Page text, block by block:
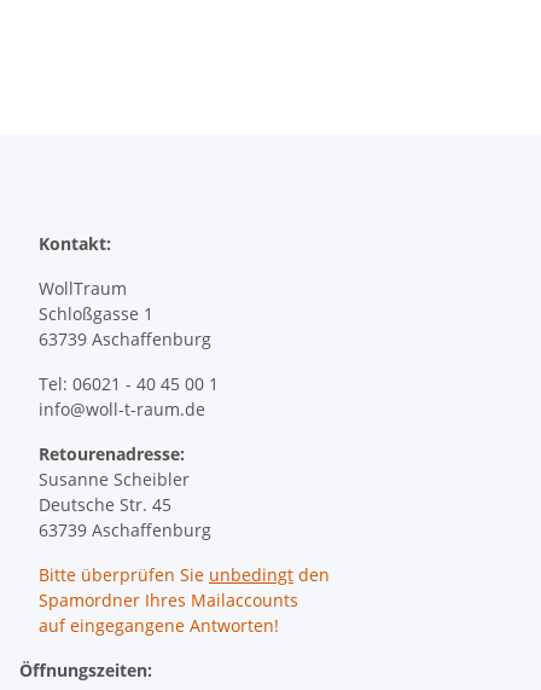
Kontakt:
WollTraum
Schloßgasse 1
63739 Aschaffenburg
Tel: 06021 - 40 45 00 1
info@woll-t-raum.de
Retourenadresse:
Susanne Scheibler
Deutsche Str. 45
63739 Aschaffenburg
Bitte überprüfen Sie unbedingt den
Spamordner Ihres Mailaccounts
auf eingegangene Antworten!
Öffnungszeiten: